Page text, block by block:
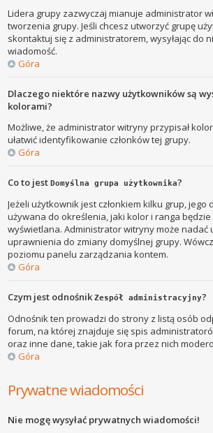
Lidera grupy zazwyczaj mianuje administrator
tworzenia grupy. Jeśli chcesz utworzyć grupę
skontaktuj się z administratorem, wysyłając do
wiadomość.
Góra
Dlaczego niektóre nazwy użytkowników są
kolorami?
Możliwe, że administrator witryny przypisał
ułatwić identyfikowanie członków tej grupy.
Góra
Co to jestDomyślna grupa użytkownika?
Jeżeli użytkownik jest członkiem kilku grup, jego
używana do określenia, jaki kolor i ranga
wyświetlana. Administrator witryny może nadać
uprawnienia do zmiany domyślnej grupy.
poziomu panelu zarządzania kontem.
Góra
Czym jest odnośnikZespół administracyjny?
Odnośnik ten prowadzi do strony z listą osób
forum, na której znajduje się spis
oraz inne dane, takie jak fora przez nich
Góra
Prywatne wiadomości
Nie mogę wysyłać prywatnych wiadomości!